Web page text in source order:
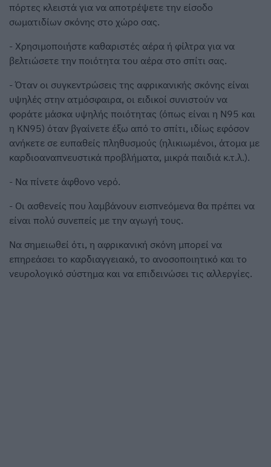
πόρτες κλειστά για να αποτρέψετε την είσοδο
σωματιδίων σκόνης στο χώρο σας.
- Χρησιμοποιήστε καθαριστές αέρα ή φίλτρα για να
βελτιώσετε την ποιότητα του αέρα στο σπίτι σας.
- Όταν οι συγκεντρώσεις της αφρικανικής σκόνης είναι
υψηλές στην ατμόσφαιρα, οι ειδικοί συνιστούν να
φοράτε μάσκα υψηλής ποιότητας (όπως είναι η Ν95 και
η ΚΝ95) όταν βγαίνετε έξω από το σπίτι, ιδίως εφόσον
ανήκετε σε ευπαθείς πληθυσμούς (ηλικιωμένοι, άτομα με
καρδιοαναπνευστικά προβλήματα, μικρά παιδιά κ.τ.λ.).
- Να πίνετε άφθονο νερό.
- Οι ασθενείς που λαμβάνουν εισπνεόμενα θα πρέπει να
είναι πολύ συνεπείς με την αγωγή τους.
Να σημειωθεί ότι, η αφρικανική σκόνη μπορεί να
επηρεάσει το καρδιαγγειακό, το ανοσοποιητικό και το
νευρολογικό σύστημα και να επιδεινώσει τις αλλεργίες.